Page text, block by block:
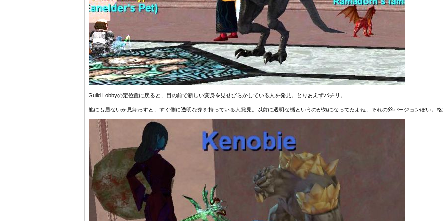
Guild Lobbyの定位置に戻ると、目の前で新しい変身を見せびらかしている人を発見。とりあえずパチリ。
他にも居ないか見舞わすと、すぐ側に透明な斧を持っている人発見。以前に透明な楯というのが気になってたよね、それの斧バージョンぽい。格